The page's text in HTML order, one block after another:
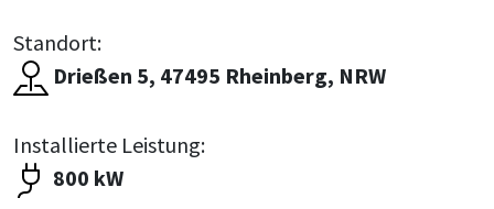
Standort:
Drießen 5, 47495 Rheinberg, NRW
Installierte Leistung:
800 kW